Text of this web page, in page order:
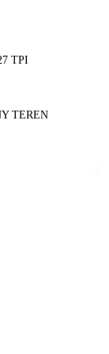
TPI
TEREN